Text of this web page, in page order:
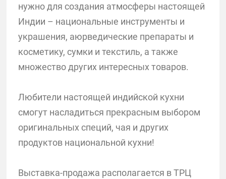
нужно для создания атмосферы настоящей
Индии – национальные инструменты и
украшения, аюрведические препараты и
косметику, сумки и текстиль, а также
множество других интересных товаров.
Любители настоящей индийской кухни
смогут насладиться прекрасным выбором
оригинальных специй, чая и других
продуктов национальной кухни!
Выставка-продажа располагается в ТРЦ